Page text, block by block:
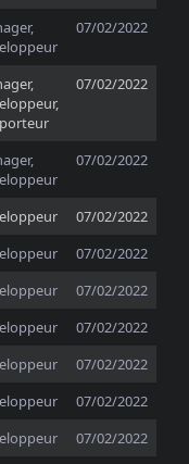
07/02/2022
07/02/2022
07/02/2022
07/02/2022
07/02/2022
07/02/2022
07/02/2022
07/02/2022
07/02/2022
07/02/2022